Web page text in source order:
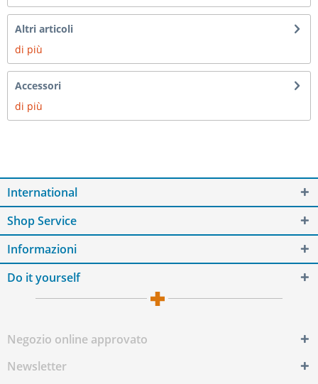
Altri articoli
di più
Accessori
di più
International
Shop Service
Informazioni
Do it yourself
Negozio online approvato
Newsletter